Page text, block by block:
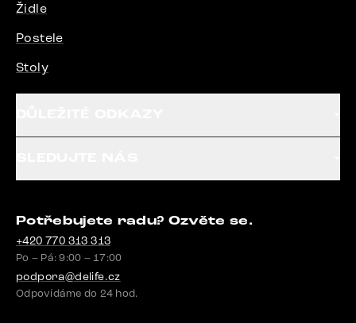
Židle
Postele
Stoly
Potřebujete radu? Ozvěte se.
+420 770 313 313
Po – Pá: 9:00 – 17:00
podpora@delife.cz
Odpovídáme do 24 hod.